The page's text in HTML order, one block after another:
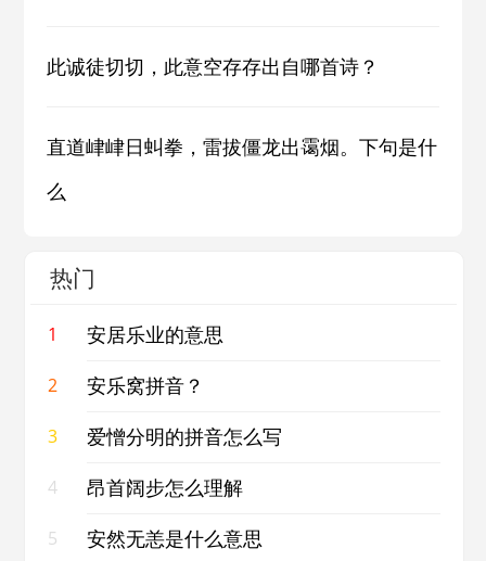
此诚徒切切，此意空存存出自哪首诗？
直道峍峍日虯拳，雷拔僵龙出霭烟。下句是什
么
热门
1 安居乐业的意思
2 安乐窝拼音？
3 爱憎分明的拼音怎么写
4 昂首阔步怎么理解
5 安然无恙是什么意思